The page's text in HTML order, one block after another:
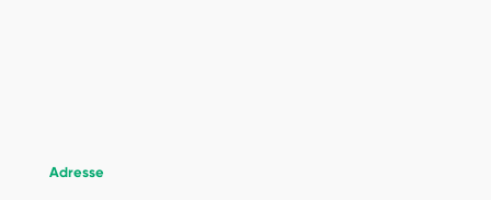
Adresse